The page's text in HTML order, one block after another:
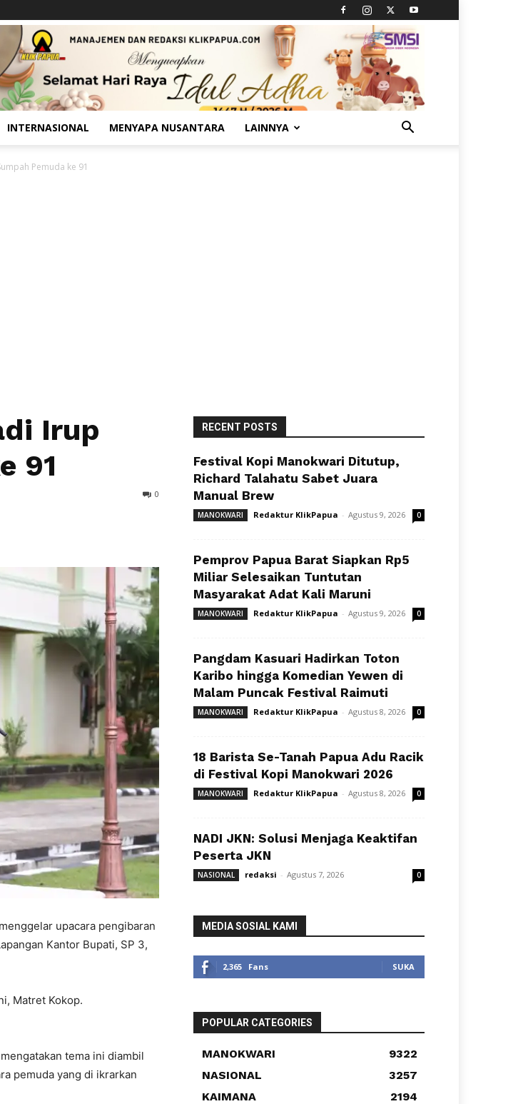
INTERNASIONAL MENYAPA NUSANTARA LAINNYA
Pemuda ke 91
Irup
91
0
upacara pengibaran
Kantor Bupati, SP 3,
Matret Kokop.
tema ini diambil
pemuda yang di ikrarkan
RECENT POSTS
Festival Kopi Manokwari Ditutup,
Richard Talahatu Sabet Juara
Manual Brew
MANOKWARI Redaktur KlikPapua - Agustus 9, 2026 0
Pemprov Papua Barat Siapkan Rp5
Miliar Selesaikan Tuntutan
Masyarakat Adat Kali Maruni
MANOKWARI Redaktur KlikPapua - Agustus 9, 2026 0
Pangdam Kasuari Hadirkan Toton
Karibo hingga Komedian Yewen di
Malam Puncak Festival Raimuti
MANOKWARI Redaktur KlikPapua - Agustus 8, 2026 0
18 Barista Se-Tanah Papua Adu Racik
di Festival Kopi Manokwari 2026
MANOKWARI Redaktur KlikPapua - Agustus 8, 2026 0
NADI JKN: Solusi Menjaga Keaktifan
Peserta JKN
NASIONAL redaksi - Agustus 7, 2026 0
MEDIA SOSIAL KAMI
2,365 Fans SUKA
POPULAR CATEGORIES
MANOKWARI
9322
NASIONAL
3257
KAIMANA
2194